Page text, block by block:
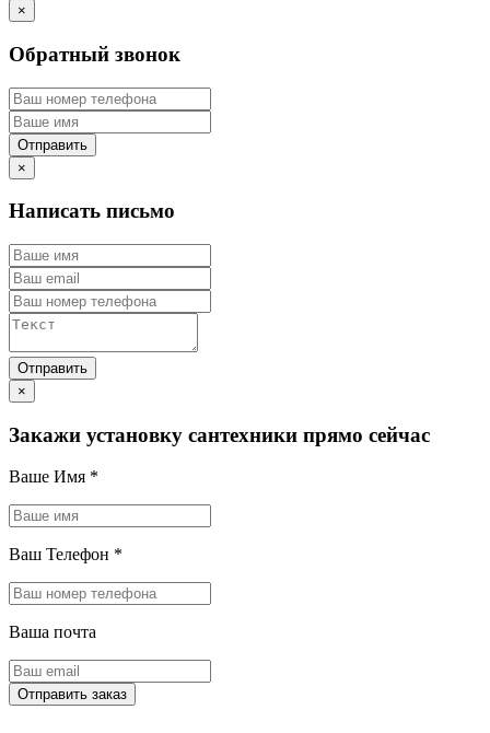
×
Обратный звонок
×
Написать письмо
×
Закажи установку сантехники прямо сейчас
Ваше Имя *
Ваш Телефон *
Ваша почта